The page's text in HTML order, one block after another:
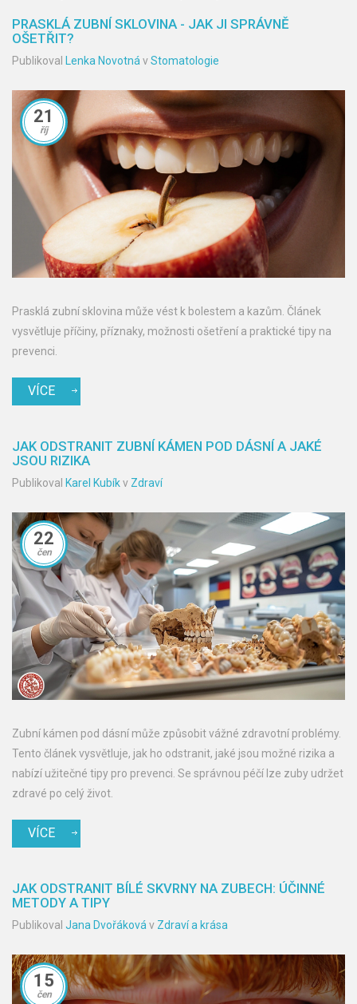
PRASKLÁ ZUBNÍ SKLOVINA - JAK JI SPRÁVNĚ
OŠETŘIT?
Publikoval Lenka Novotná vStomatologie
21
říj
Prasklá zubní sklovina může vést k bolestem a kazům. Článek
vysvětluje příčiny, příznaky, možnosti ošetření a praktické tipy na
prevenci.
VÍCE
JAK ODSTRANIT ZUBNÍ KÁMEN POD DÁSNÍ A JAKÉ
JSOU RIZIKA
Publikoval Karel Kubíkv Zdraví
22
čen
Zubní kámen pod dásní může způsobit vážné zdravotní problémy.
Tento článek vysvětluje, jak ho odstranit, jaké jsou možné rizika a
nabízí užitečné tipy pro prevenci. Se správnou péčí lze zuby udržet
zdravé po celý život.
VÍCE
JAK ODSTRANIT BÍLÉ SKVRNY NA ZUBECH: ÚČINNÉ
METODY A TIPY
Publikoval Jana Dvořákováv Zdraví a krása
15
čen